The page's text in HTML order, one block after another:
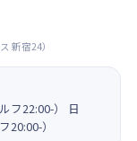
新宿24）
フ22:00-） 日
20:00-）